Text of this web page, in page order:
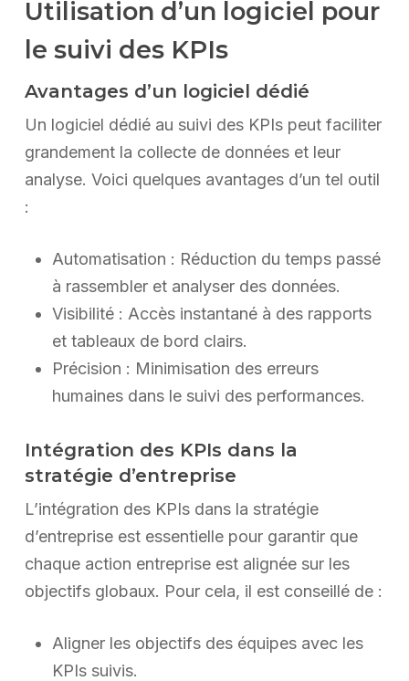
Utilisation d’un logiciel pour
le suivi des KPIs
Avantages d’un logiciel dédié
Un logiciel dédié au suivi des KPIs peut faciliter
grandement la collecte de données et leur
analyse. Voici quelques avantages d’un tel outil
:
Automatisation : Réduction du temps passé
à rassembler et analyser des données.
Visibilité : Accès instantané à des rapports
et tableaux de bord clairs.
Précision : Minimisation des erreurs
humaines dans le suivi des performances.
Intégration des KPIs dans la
stratégie d’entreprise
L’intégration des KPIs dans la stratégie
d’entreprise est essentielle pour garantir que
chaque action entreprise est alignée sur les
objectifs globaux. Pour cela, il est conseillé de :
Aligner les objectifs des équipes avec les
KPIs suivis.